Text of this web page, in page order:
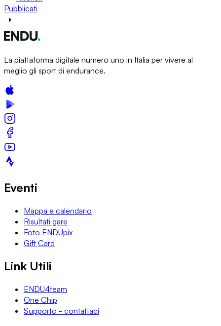
Pubblicati
La piattaforma digitale numero uno in Italia per vivere al
meglio gli sport di endurance.
Eventi
Mappa e calendario
Risultati gare
Foto ENDUpix
Gift Card
Link Utili
ENDU4team
One Chip
Supporto - contattaci